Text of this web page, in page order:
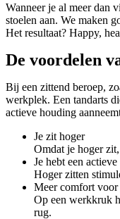
Wanneer je al meer dan
stoelen aan. We maken
Het resultaat? Happy,
De voordelen
Bij een zittend beroep,
werkplek. Een tandarts
actieve houding
Je zit hoger
Omdat je hoger
Je hebt een
Hoger zitten
Meer comfort voor
Op een werkkruk
rug.